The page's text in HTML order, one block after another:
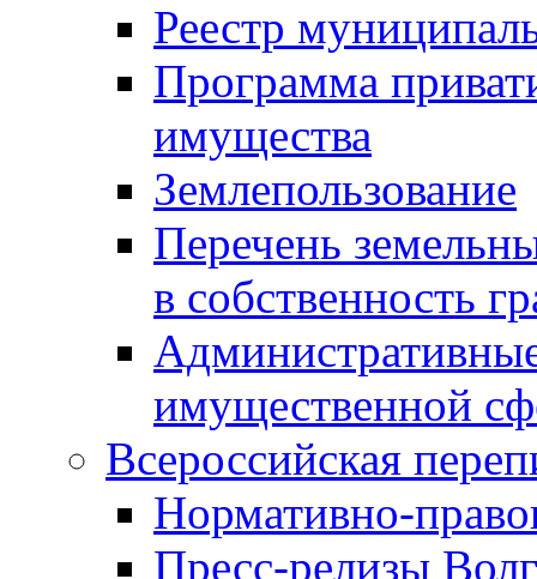
Реестр
Программа
имущества
Землепользование
Перечень
в собственность
имущественной
Всероссийская
Нормативно-
Пресс-релизы